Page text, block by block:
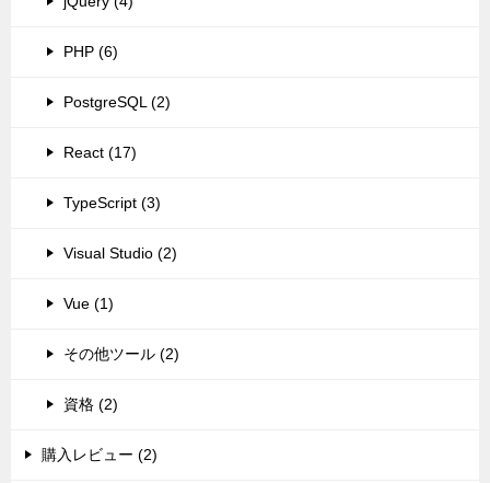
PHP (6)
PostgreSQL (2)
React (17)
TypeScript (3)
Visual Studio (2)
Vue (1)
その他ツール (2)
資格 (2)
購入レビュー (2)